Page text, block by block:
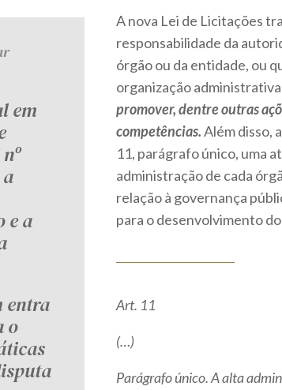
em
e a
entra
o
A nova Lei de Licitações
responsabilidade da
órgão ou da entidade, ou
organização
promover, dentre outras
competências.Além disso,
11, parágrafo único, uma
administração de cada
relação à governança
para o desenvolvimento
Art. 11
(…)
Parágrafo único. A alta